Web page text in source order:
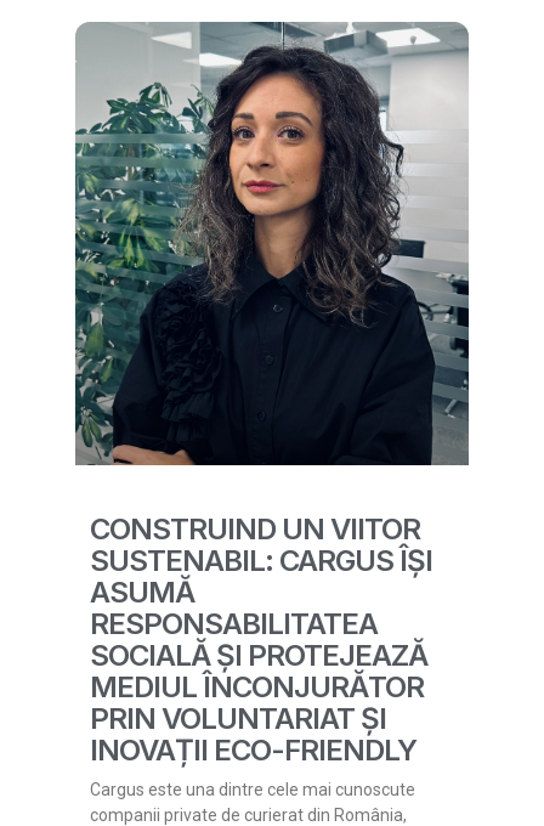
CONSTRUIND UN VIITOR
SUSTENABIL: CARGUS ÎȘI
ASUMĂ
RESPONSABILITATEA
SOCIALĂ ȘI PROTEJEAZĂ
MEDIUL ÎNCONJURĂTOR
PRIN VOLUNTARIAT ȘI
INOVAȚII ECO-FRIENDLY
Cargus este una dintre cele mai cunoscute
companii private de curierat din România,